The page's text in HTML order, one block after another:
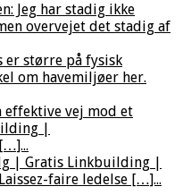
Jeg har stadig ikke
overvejet det stadig af
er større på fysisk
om havemiljøer her.
effektive vej mod et
|
| Gratis Linkbuilding |
faire ledelse […]...